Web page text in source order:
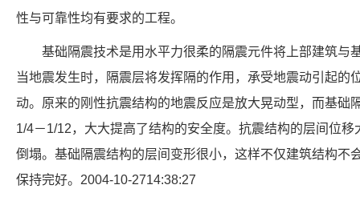
性与可靠性均有要求的工程。
基础隔震技术是用水平力很柔的隔震元件将上部建筑与
当地震发生时，隔震层将发挥隔的作用，承受地震动引起的
动。原来的刚性抗震结构的地震反应是放大晃动型，而基础
1/4－1/12，大大提高了结构的安全度。抗震结构的层间位
倒塌。基础隔震结构的层间变形很小，这样不仅建筑结构不
保持完好。2004-10-2714:38:27